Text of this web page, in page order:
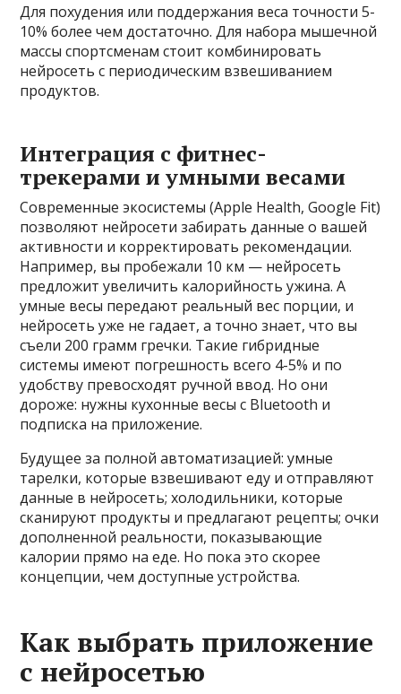
Для похудения или поддержания веса точности 5-
10% более чем достаточно. Для набора мышечной
массы спортсменам стоит комбинировать
нейросеть с периодическим взвешиванием
продуктов.
Интеграция с фитнес-
трекерами и умными весами
Современные экосистемы (Apple Health, Google Fit)
позволяют нейросети забирать данные о вашей
активности и корректировать рекомендации.
Например, вы пробежали 10 км — нейросеть
предложит увеличить калорийность ужина. А
умные весы передают реальный вес порции, и
нейросеть уже не гадает, а точно знает, что вы
съели 200 грамм гречки. Такие гибридные
системы имеют погрешность всего 4-5% и по
удобству превосходят ручной ввод. Но они
дороже: нужны кухонные весы с Bluetooth и
подписка на приложение.
Будущее за полной автоматизацией: умные
тарелки, которые взвешивают еду и отправляют
данные в нейросеть; холодильники, которые
сканируют продукты и предлагают рецепты; очки
дополненной реальности, показывающие
калории прямо на еде. Но пока это скорее
концепции, чем доступные устройства.
Как выбрать приложение
с нейросетью